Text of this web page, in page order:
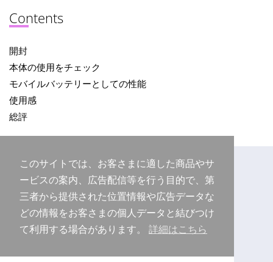
Contents
開封
本体の使用をチェック
モバイルバッテリーとしての性能
使用感
総評
このサイトでは、お客さまに適した商品やサ
ービスの案内、広告配信等を行う目的で、第
三者から提供された位置情報や広告データな
どの情報をお客さまの個人データと結びつけ
て利用する場合があります。 詳細はこちら